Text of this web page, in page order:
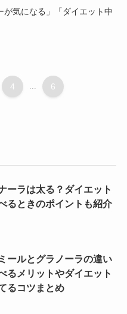
が気になる」「ダイエット中
4 ... 6
ーラは太る？ダイエット
るときのポイントも紹介
ールとグラノーラの違い
るメリットやダイエット
るコツまとめ